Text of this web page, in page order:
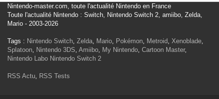
Nintendo-master.com, toute l'actualité Nintendo en France
Toute l'actualité Nintendo : Switch, Nintendo Switch 2, amiibo, Zelda,
Mario - 2003-2026
Tags : Nintendo Switch, Zelda, Mario, Pokémon, Metroid, Xenoblade,
Splatoon, Nintendo 3DS, Amiibo, My Nintendo, Cartoon Master,
Nintendo Labo Nintendo Switch 2
RSS Actu, RSS Tests